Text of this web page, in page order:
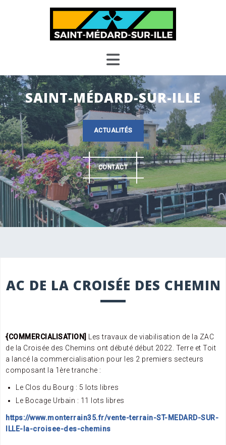
SAINT-MÉDARD-SUR-ILLE
ACTUALITÉS
CONTACT
DE LA CROISÉE DES
{COMMERCIALISATION]
Les travaux de viabilisation de la ZAC
de la Croisée des Chemins ont débuté début 2022. Terre et Toit
a lancé la commercialisation pour les 2 premiers secteurs
composant la 1ère tranche :
Le Clos du Bourg : 5 lots libres
Le Bocage Urbain : 11 lots libres
https://www.monterrain35.fr/vente-terrain-ST-MEDARD-SUR-
ILLE-la-croisee-des-chemins